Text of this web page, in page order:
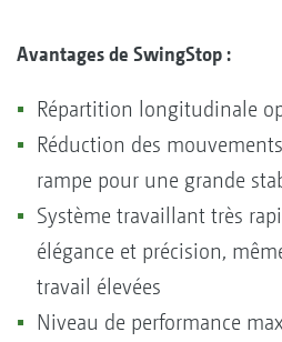
Avantages de SwingStop :
Répartition longitudinale
Réduction des
rampe pour une grande
Système travaillant très
élégance et précision,
travail élevées
Niveau de performance